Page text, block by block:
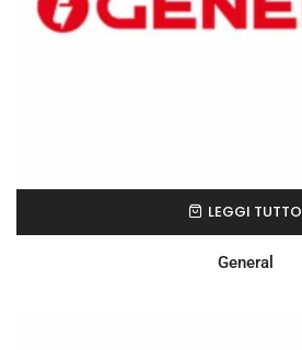
LEGGI TUTTO
General